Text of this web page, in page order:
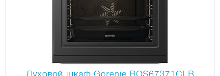
Духовой шкаф Gorenje BOS67371CLB